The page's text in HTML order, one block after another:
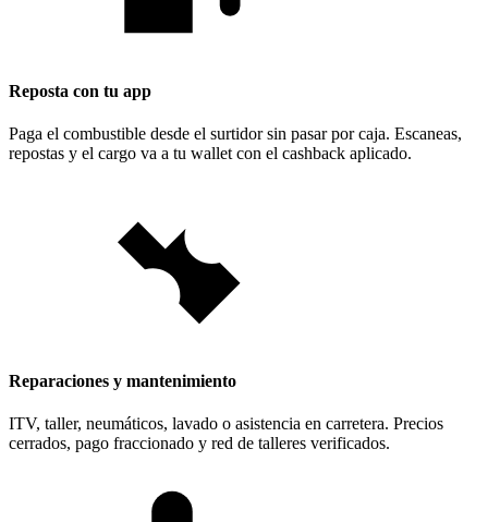
Reposta con tu app
Paga el combustible desde el surtidor sin pasar por caja. Escaneas,
repostas y el cargo va a tu wallet con el cashback aplicado.
Reparaciones y mantenimiento
ITV, taller, neumáticos, lavado o asistencia en carretera. Precios
cerrados, pago fraccionado y red de talleres verificados.